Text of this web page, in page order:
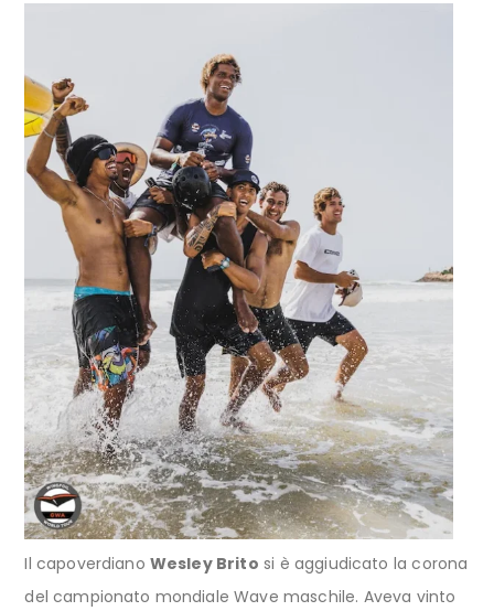
Il capoverdiano Wesley Brito si è aggiudicato la corona
del campionato mondiale Wave maschile. Aveva vinto